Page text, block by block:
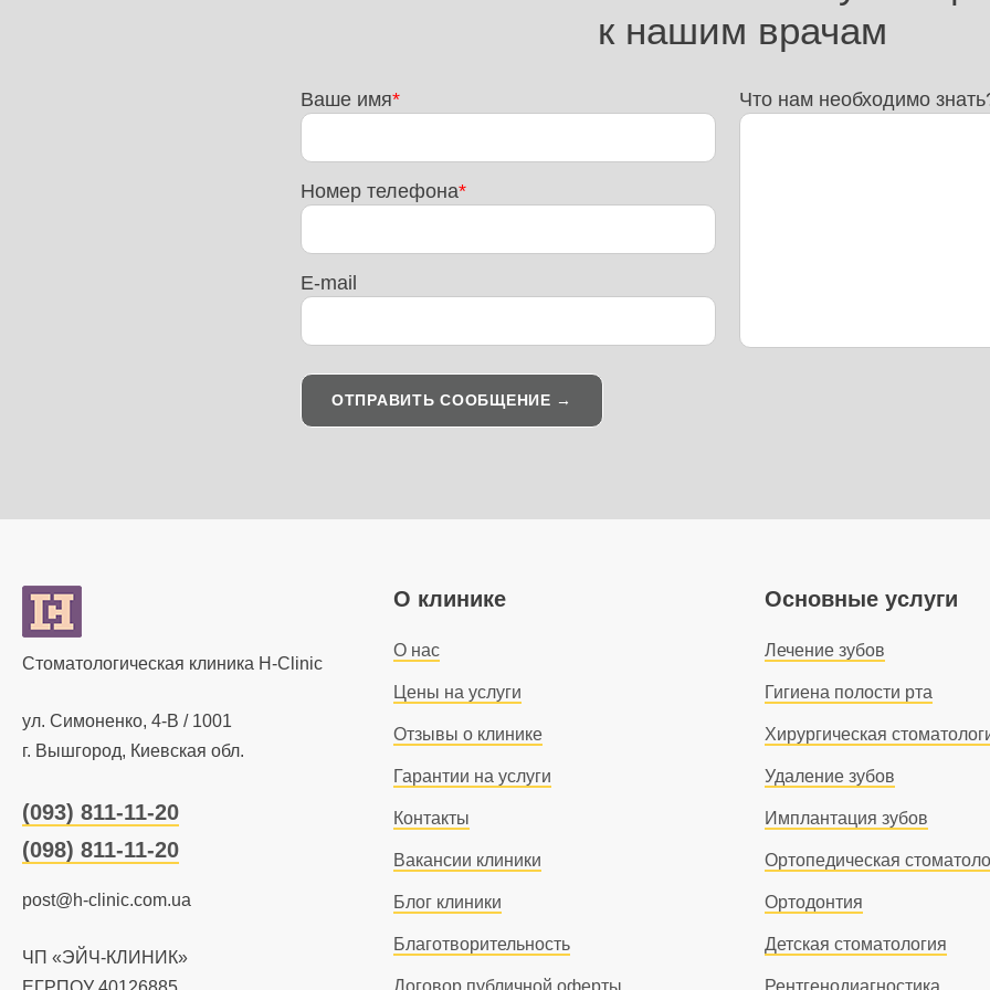
к нашим врачам
Ваше имя
Номер телефона
E-mail
Что нам необходимо
Стоматологическая клиника H-Clinic
ул. Симоненко, 4-В / 1001
г. Вышгород, Киевская обл.
(093) 811-11-20
(098) 811-11-20
post@h-clinic.com.ua
ЧП «ЭЙЧ-КЛИНИК»
О клинике
О нас
Цены на услуги
Отзывы о клинике
Гарантии на услуги
Контакты
Вакансии клиники
Блог клиники
Благотворительность
Договор публичной оферты
Основные услуги
Лечение зубов
Гигиена полости рта
Хирургическая
Удаление зубов
Имплантация зубов
Ортопедическая
Ортодонтия
Детская стоматология
Рентгенодиагностика